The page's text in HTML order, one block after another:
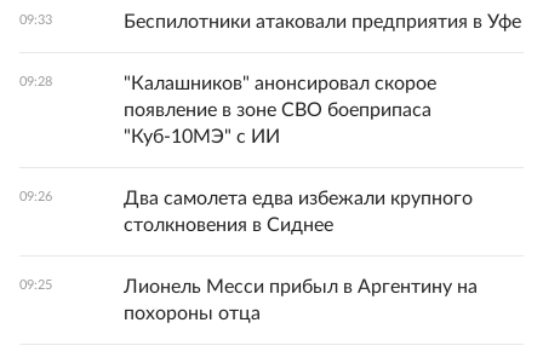
09:33 Беспилотники атаковали предприятия в Уфе
09:28
"Калашников" анонсировал скорое
появление в зоне СВО боеприпаса
"Куб-10МЭ" с ИИ
09:26
Два самолета едва избежали крупного
столкновения в Сиднее
09:25
Лионель Месси прибыл в Аргентину на
похороны отца